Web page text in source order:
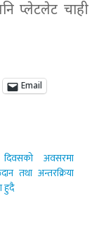
प्लेटलेट चाही
Email
दिवसको अवसरमा
तथा अन्तरक्रिया
हुदै